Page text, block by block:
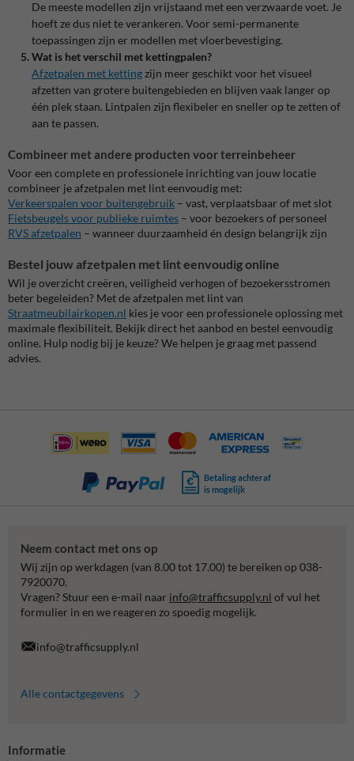
De meeste modellen zijn vrijstaand met een verzwaarde voet. Je
hoeft ze dus niet te verankeren. Voor semi-permanente
toepassingen zijn er modellen met vloerbevestiging.
Wat is het verschil met kettingpalen?
Afzetpalen met kettingzijn meer geschikt voor het visueel
afzetten van grotere buitengebieden en blijven vaak langer op
één plek staan. Lintpalen zijn flexibeler en sneller op te zetten of
aan te passen.
Combineer met andere producten voor terreinbeheer
Voor een complete en professionele inrichting van jouw locatie
combineer je afzetpalen met lint eenvoudig met:
Verkeerspalen voor buitengebruik – vast, verplaatsbaar of met slot
Fietsbeugels voor publieke ruimtes – voor bezoekers of personeel
RVS afzetpalen – wanneer duurzaamheid én design belangrijk zijn
Bestel jouw afzetpalen met lint eenvoudig online
Wil je overzicht creëren, veiligheid verhogen of bezoekersstromen
beter begeleiden? Met de afzetpalen met lint van
Straatmeubilairkopen.nl kies je voor een professionele oplossing met
maximale flexibiliteit. Bekijk direct het aanbod en bestel eenvoudig
online. Hulp nodig bij je keuze? We helpen je graag met passend
advies.
Betaling achteraf
is mogelijk
Neem contact met ons op
Wij zijn op werkdagen (van 8.00 tot 17.00) te bereiken op 038-
7920070.
Vragen? Stuur een e-mail naar info@trafficsupply.nl of vul het
formulier in en we reageren zo spoedig mogelijk.
info@trafficsupply.nl
Alle contactgegevens
Informatie